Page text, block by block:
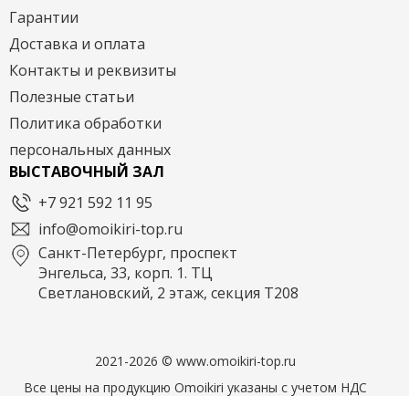
Гарантии
Доставка и оплата
Контакты и реквизиты
Полезные статьи
Политика обработки
персональных данных
ВЫСТАВОЧНЫЙ ЗАЛ
+7 921 592 11 95
info@omoikiri-top.ru
Санкт-Петербург, проспект
Энгельса, 33, корп. 1. ТЦ
Светлановский, 2 этаж, секция Т208
2021-2026 © www.omoikiri-top.ru
Все цены на продукцию Omoikiri указаны с учетом НДС